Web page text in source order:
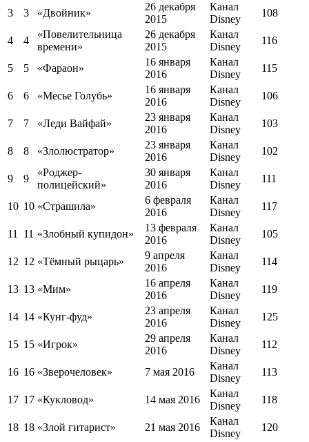
3 3 «Двойник»
26 декабря
2015
Канал
Disney
108
4 4
«Повелительница
времени»
26 декабря
2015
Канал
Disney
116
5 5 «Фараон»
16 января
2016
Канал
Disney
115
6 6 «Месье Голубь»
16 января
2016
Канал
Disney
106
7 7 «Леди Вайфай»
23 января
2016
Канал
Disney
103
8 8 «Злолюстратор»
23 января
2016
Канал
Disney
102
9 9
«Роджер-
полицейский»
30 января
2016
Канал
Disney
111
10 10 «Страшила»
6 февраля
2016
Канал
Disney
117
11 11 «Злобный купидон»
13 февраля
2016
Канал
Disney
105
12 12 «Тёмный рыцарь»
9 апреля
2016
Канал
Disney
114
13 13 «Мим»
16 апреля
2016
Канал
Disney
119
14 14 «Кунг-фуд»
23 апреля
2016
Канал
Disney
125
15 15 «Игрок»
29 апреля
2016
Канал
Disney
112
16 16 «Зверочеловек» 7 мая 2016
Канал
Disney
113
17 17 «Кукловод» 14 мая 2016
Канал
Disney
118
18 18 «Злой гитарист» 21 мая 2016
Канал
Disney
120